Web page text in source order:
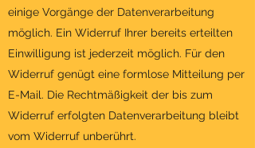
einige Vorgänge der Datenverarbeitung
möglich. Ein Widerruf Ihrer bereits erteilten
Einwilligung ist jederzeit möglich. Für den
Widerruf genügt eine formlose Mitteilung per
E-Mail. Die Rechtmäßigkeit der bis zum
Widerruf erfolgten Datenverarbeitung bleibt
vom Widerruf unberührt.